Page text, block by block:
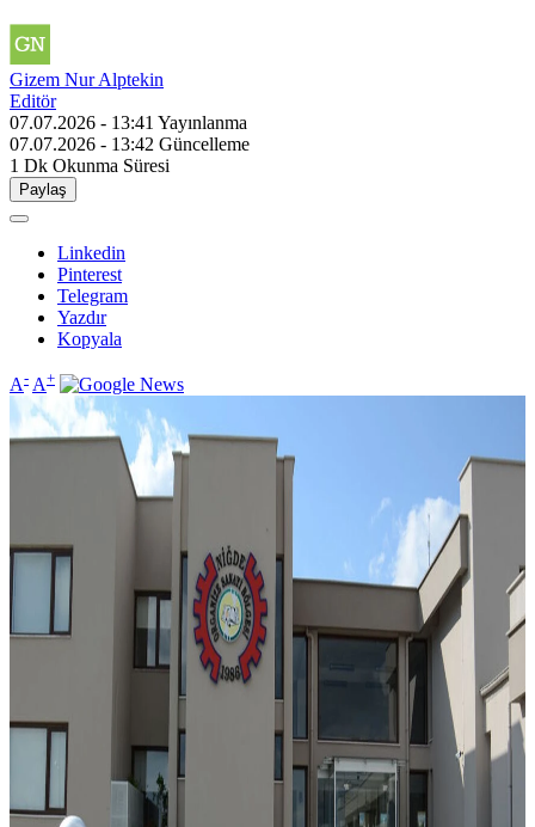
Gizem Nur Alptekin
Editör
07.07.2026 - 13:41 Yayınlanma
07.07.2026 - 13:42 Güncelleme
1 Dk Okunma Süresi
Paylaş
Linkedin
Pinterest
Telegram
Yazdır
Kopyala
A- A+